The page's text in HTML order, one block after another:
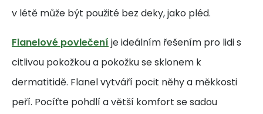
v létě může být použité bez deky, jako pléd.
Flanelové povlečení je ideálním řešením pro lidi s
citlivou pokožkou a pokožku se sklonem k
dermatitidě. Flanel vytváří pocit něhy a měkkosti
peří. Pocíťte pohdlí a větší komfort se sadou